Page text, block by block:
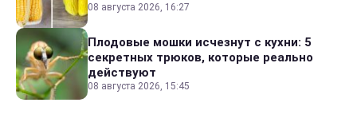
08 августа 2026, 16:27
Плодовые мошки исчезнут с кухни: 5
секретных трюков, которые реально
действуют
08 августа 2026, 15:45